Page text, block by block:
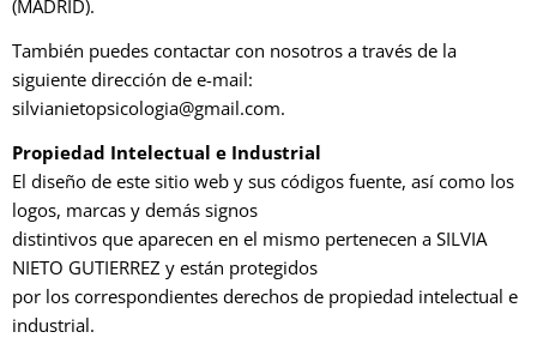
(MADRID).
También puedes contactar con nosotros a través de la
siguiente dirección de e-mail:
silvianietopsicologia@gmail.com.
Propiedad Intelectual e Industrial
El diseño de este sitio web y sus códigos fuente, así como los
logos, marcas y demás signos
distintivos que aparecen en el mismo pertenecen a SILVIA
NIETO GUTIERREZ y están protegidos
por los correspondientes derechos de propiedad intelectual e
industrial.